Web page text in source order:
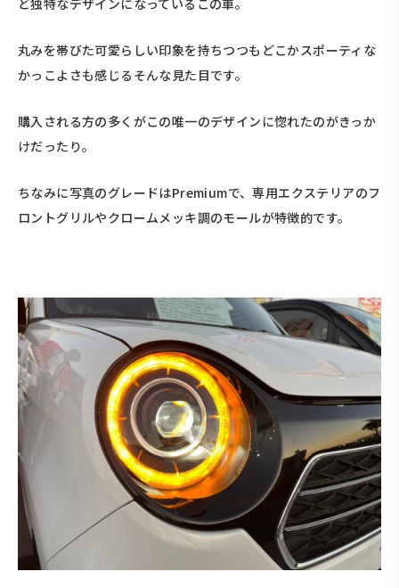
ど独特なデザインになっているこの車。
丸みを帯びた可愛らしい印象を持ちつつもどこかスポーティな
かっこよさも感じるそんな見た目です。
購入される方の多くがこの唯一のデザインに惚れたのがきっか
けだったり。
ちなみに写真のグレードはPremiumで、専用エクステリアのフ
ロントグリルやクロームメッキ調のモールが特徴的です。